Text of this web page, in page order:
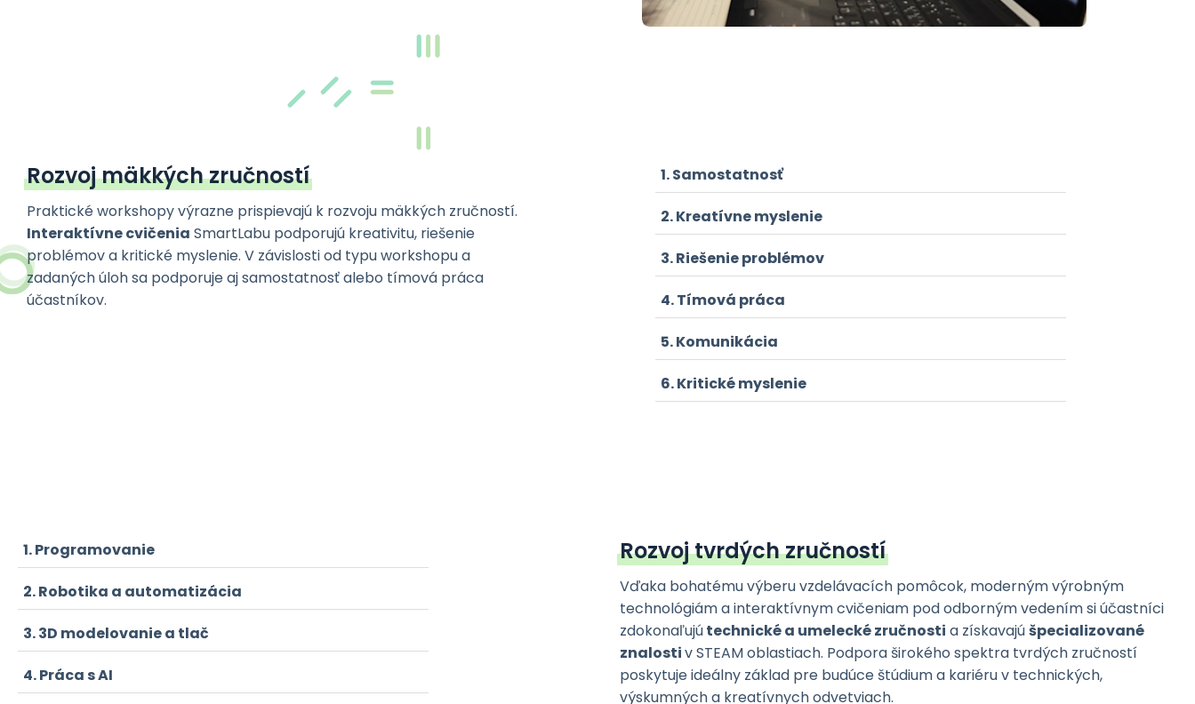
Rozvoj mäkkých zručností
Praktické workshopy výrazne prispievajú k rozvoju mäkkých zručností.
Interaktívne cvičenia SmartLabu podporujú kreativitu, riešenie
problémov a kritické myslenie. V závislosti od typu workshopu a
zadaných úloh sa podporuje aj samostatnosť alebo tímová práca
účastníkov.
Samostatnosť
Kreatívne myslenie
Riešenie problémov
Tímová práca
Komunikácia
Kritické myslenie
Programovanie
Robotika a automatizácia
3D modelovanie a tlač
Práca s AI
Rozvoj tvrdých zručností
Vďaka bohatému výberu vzdelávacích pomôcok, moderným výrobným
technológiám a interaktívnym cvičeniam pod odborným vedením si účastníci
zdokonaľujútechnické a umelecké zručnosti a získavajúšpecializované
znalostiv STEAM oblastiach. Podpora širokého spektra tvrdých zručností
poskytuje ideálny základ pre budúce štúdium a kariéru v technických,
výskumných a kreatívnych odvetviach.